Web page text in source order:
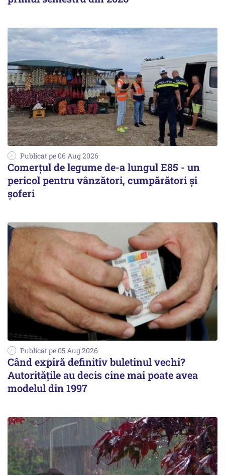
Publicat pe 06 Aug 2026
Comerțul de legume de-a lungul E85 - un
pericol pentru vânzători, cumpărători și
șoferi
Publicat pe 05 Aug 2026
Când expiră definitiv buletinul vechi?
Autoritățile au decis cine mai poate avea
modelul din 1997